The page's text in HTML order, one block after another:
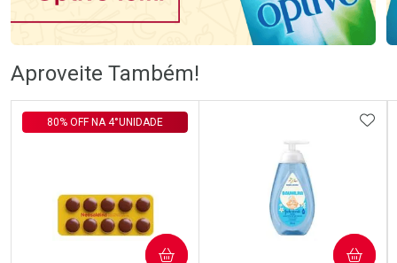
Comprar sem Desconto
Por R$ 76,78/cada
Comprar sem Desconto
Por R$ 76,78/cada
Comprar sem Desconto
Comprar sem Desconto
Aproveite Também!
80% OFF NA 4°UNIDADE
COMPRAR COMPRAR